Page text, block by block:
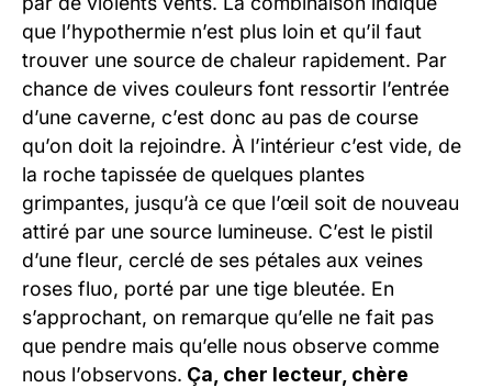
que l’hypothermie n’est plus loin et qu’il faut
trouver une source de chaleur rapidement. Par
chance de vives couleurs font ressortir l’entrée
d’une caverne, c’est donc au pas de course
qu’on doit la rejoindre. À l’intérieur c’est vide, de
la roche tapissée de quelques plantes
grimpantes, jusqu’à ce que l’œil soit de nouveau
attiré par une source lumineuse. C’est le pistil
d’une fleur, cerclé de ses pétales aux veines
roses fluo, porté par une tige bleutée. En
s’approchant, on remarque qu’elle ne fait pas
que pendre mais qu’elle nous observe comme
nous l’observons. Ça, cher lecteur, chère